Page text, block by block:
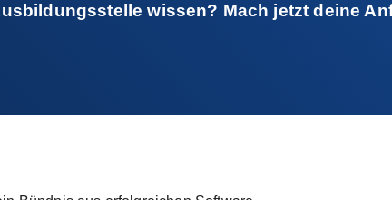
wissen? Mach jetzt deine